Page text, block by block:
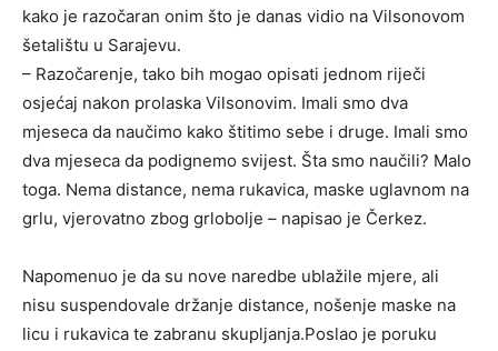
kako je razočaran onim što je danas vidio na Vilsonovom
šetalištu u Sarajevu.
– Razočarenje, tako bih mogao opisati jednom riječi
osjećaj nakon prolaska Vilsonovim. Imali smo dva
mjeseca da naučimo kako štitimo sebe i druge. Imali smo
dva mjeseca da podignemo svijest. Šta smo naučili? Malo
toga. Nema distance, nema rukavica, maske uglavnom na
grlu, vjerovatno zbog grlobolje – napisao je Čerkez.
Napomenuo je da su nove naredbe ublažile mjere, ali
nisu suspendovale držanje distance, nošenje maske na
licu i rukavica te zabranu skupljanja.Poslao je poruku